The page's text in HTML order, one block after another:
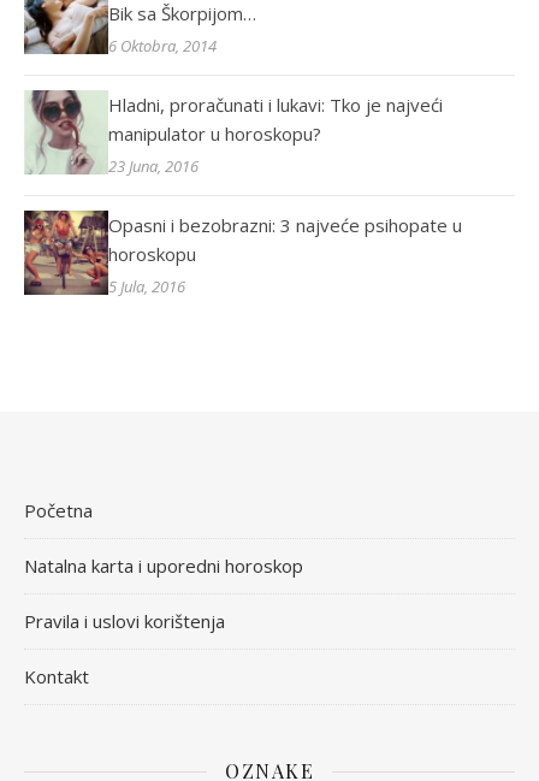
Bik sa Škorpijom…
6 Oktobra, 2014
Hladni, proračunati i lukavi: Tko je najveći
manipulator u horoskopu?
23 Juna, 2016
Opasni i bezobrazni: 3 najveće psihopate u
horoskopu
5 Jula, 2016
Početna
Natalna karta i uporedni horoskop
Pravila i uslovi korištenja
Kontakt
OZNAKE